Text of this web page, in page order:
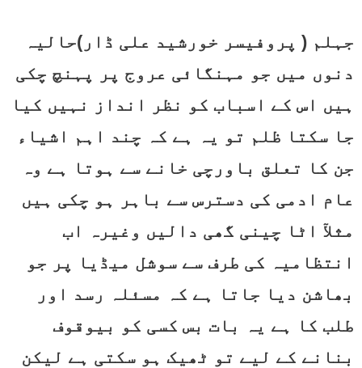
جہلم ( پروفیسر خورشید علی ڈار)حالیہ
دنوں میں جو مہنگائی عروج پر پہنچ چکی
ہیں اس کے اسباب کو نظر انداز نہیں کیا
جا سکتا ظلم تو یہ ہے کہ چند اہم اشیاء
جن کا تعلق باورچی خانے سے ہوتا ہے وہ
عام ادمی کی دسترس سے باہر ہو چکی ہیں
مثلآ اٹا چینی گھی دالیں وغیرہ اب
انتظامیہ کی طرف سے سوشل میڈیا پر جو
بھاشن دیا جاتا ہے کہ مسئلہ رسد اور
طلب کا ہے یہ بات بس کسی کو بیوقوف
بنانے کے لیے تو ٹھیک ہو سکتی ہے لیکن